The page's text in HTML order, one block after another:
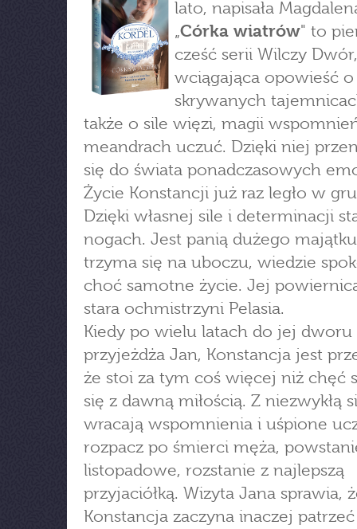
lato, napisała
„Córka wiatrów" to
cześć serii Wilczy Dwór,
wciągająca opowieść o
skrywanych
także o sile więzi, magii
meandrach uczuć. Dzięki niej
się do świata ponadczasowych
Życie Konstancji już raz legło w
Dzięki własnej sile i determinacji
nogach. Jest panią dużego
trzyma się na uboczu, wiedzie
choć samotne życie. Jej
stara ochmistrzyni Pelasia.
Kiedy po wielu latach do jej dworu
przyjeżdża Jan, Konstancja jest
że stoi za tym coś więcej niż chęć
się z dawną miłością. Z niezwykłą
wracają wspomnienia i uśpione
rozpacz po śmierci męża,
listopadowe, rozstanie z najlepszą
przyjaciółką. Wizyta Jana sprawia,
Konstancja zaczyna inaczej